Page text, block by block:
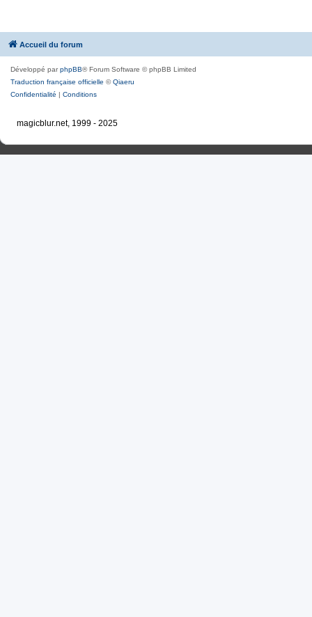
Accueil du forum
Développé parphpBB® Forum Software © phpBB Limited
Traduction française officielle ©Qiaeru
Confidentialité | Conditions
magicblur.net, 1999 - 2025